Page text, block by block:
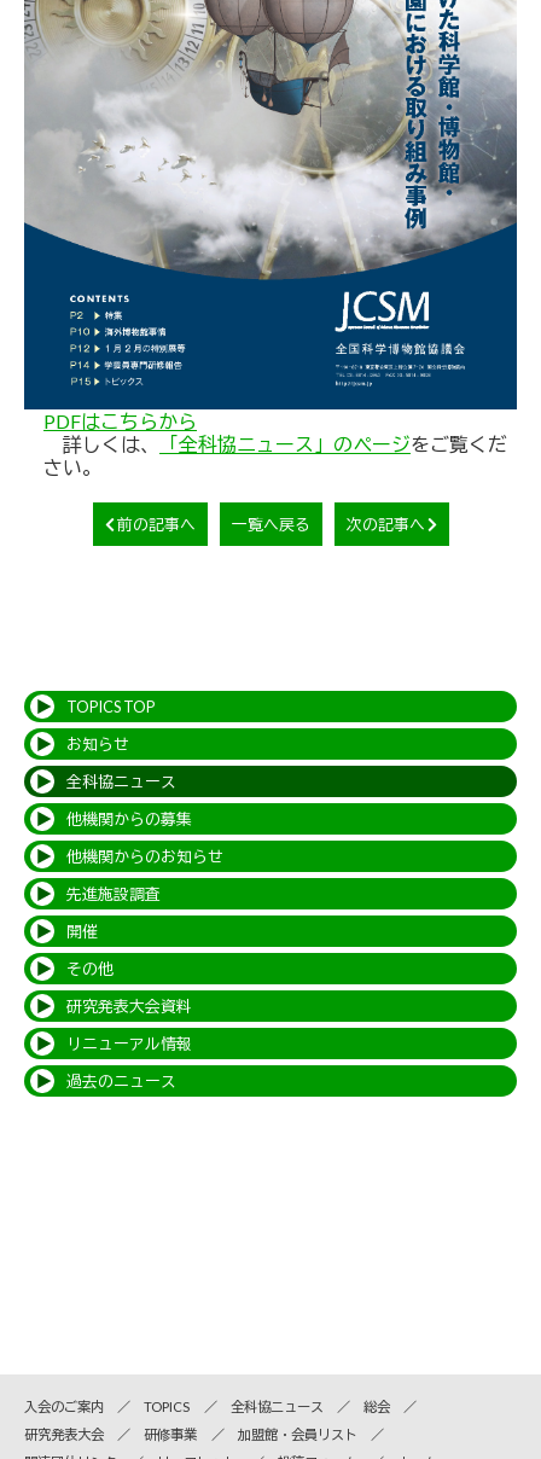
PDFはこちらから
詳しくは、
「全科協ニュース」のページをご覧くだ
さい。
前の記事へ 一覧へ戻る 次の記事へ
TOPICS TOP
お知らせ
全科協ニュース
他機関からの募集
他機関からのお知らせ
先進施設調査
開催
その他
研究発表大会資料
リニューアル情報
過去のニュース
入会のご案内 TOPICS 全科協ニュース
総会
研究発表大会
研修事業
加盟館・会員リスト